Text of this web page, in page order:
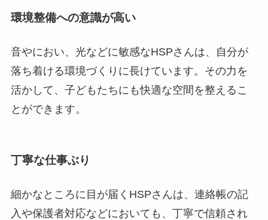
環境整備への意識が高い
音やにおい、光などに敏感なHSPさんは、自分が
落ち着ける環境づくりに長けています。その力を
活かして、子どもたちにも快適な空間を整えるこ
とができます。
丁寧な仕事ぶり
細かなところに目が届くHSPさんは、連絡帳の記
入や保護者対応などにおいても、丁寧で信頼され